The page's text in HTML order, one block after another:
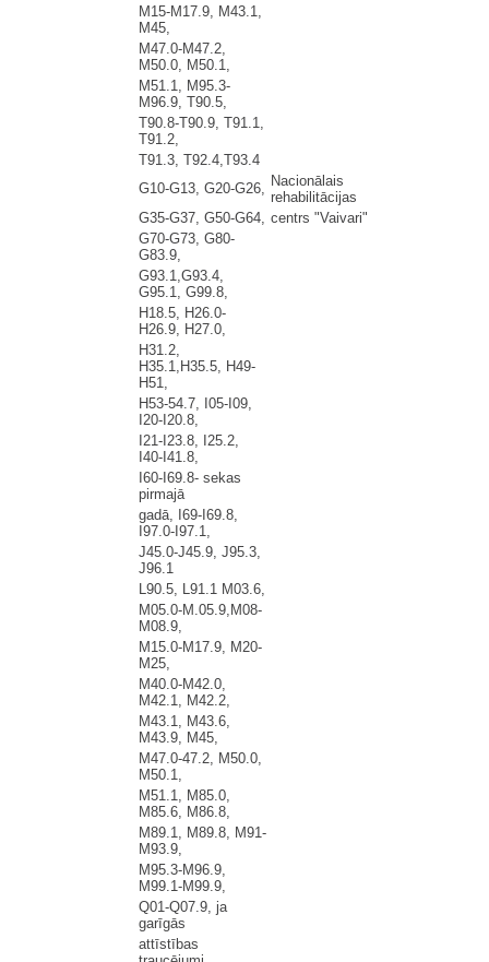
M15-M17.9, M43.1,
M45,
M47.0-M47.2,
M50.0, M50.1,
M51.1, M95.3-
M96.9, T90.5,
T90.8-T90.9, T91.1,
T91.2,
T91.3, T92.4,T93.4
G10-G13, G20-G26, Nacionālais
rehabilitācijas
G35-G37, G50-G64, centrs "Vaivari"
G70-G73, G80-
G83.9,
G93.1,G93.4,
G95.1, G99.8,
H18.5, H26.0-
H26.9, H27.0,
H31.2,
H35.1,H35.5, H49-
H51,
H53-54.7, I05-I09,
I20-I20.8,
I21-I23.8, I25.2,
I40-I41.8,
I60-I69.8- sekas
pirmajā
gadā, I69-I69.8,
I97.0-I97.1,
J45.0-J45.9, J95.3,
J96.1
L90.5, L91.1 M03.6,
M05.0-M.05.9,M08-
M08.9,
M15.0-M17.9, M20-
M25,
M40.0-M42.0,
M42.1, M42.2,
M43.1, M43.6,
M43.9, M45,
M47.0-47.2, M50.0,
M50.1,
M51.1, M85.0,
M85.6, M86.8,
M89.1, M89.8, M91-
M93.9,
M95.3-M96.9,
M99.1-M99.9,
Q01-Q07.9, ja
garīgās
attīstības